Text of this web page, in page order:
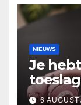
NIEUWS
Je
2025
6